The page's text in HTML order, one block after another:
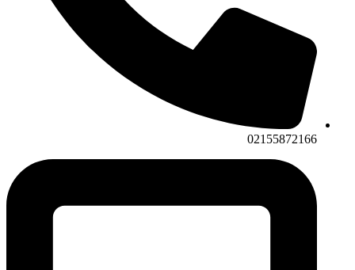
02155872166